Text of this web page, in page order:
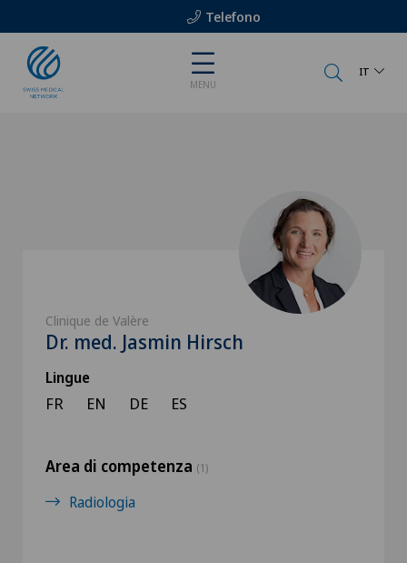
Telefono
MENU
IT
Clinique de Valère
Dr. med. Jasmin Hirsch
Lingue
FR EN DE ES
Area di competenza (1)
Radiologia